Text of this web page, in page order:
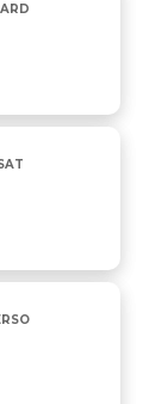
MAPEI SPORT
L’OR
MILANO-